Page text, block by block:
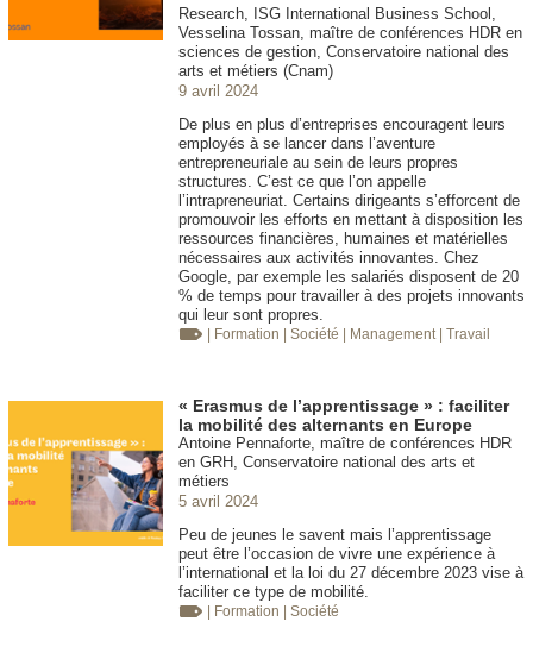
Research, ISG International Business School,
Vesselina Tossan, maître de conférences HDR en
sciences de gestion, Conservatoire national des
arts et métiers (Cnam)
9 avril 2024
De plus en plus d’entreprises encouragent leurs
employés à se lancer dans l’aventure
entrepreneuriale au sein de leurs propres
structures. C’est ce que l’on appelle
l’intrapreneuriat. Certains dirigeants s’efforcent de
promouvoir les efforts en mettant à disposition les
ressources financières, humaines et matérielles
nécessaires aux activités innovantes. Chez
Google, par exemple les salariés disposent de 20
% de temps pour travailler à des projets innovants
qui leur sont propres.
| Formation | Société | Management | Travail
« Erasmus de l’apprentissage » : faciliter
la mobilité des alternants en Europe
Antoine Pennaforte, maître de conférences HDR
en GRH, Conservatoire national des arts et
métiers
5 avril 2024
Peu de jeunes le savent mais l’apprentissage
peut être l’occasion de vivre une expérience à
l’international et la loi du 27 décembre 2023 vise à
faciliter ce type de mobilité.
| Formation | Société